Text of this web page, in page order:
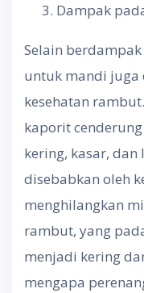
Dampak
Selain
untuk mandi juga
kesehatan
kaporit
kering, kasar,
disebabkan oleh
menghilangkan
rambut, yang
menjadi kering
mengapa